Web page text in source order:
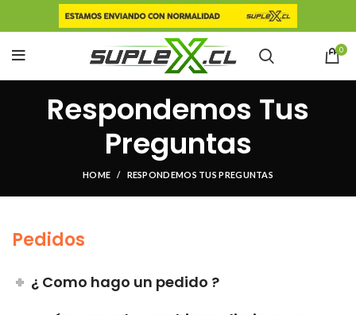
0
Respondemos Tus
Preguntas
HOME RESPONDEMOS TUS PREGUNTAS
Pedidos
¿ Como hago un pedido ?